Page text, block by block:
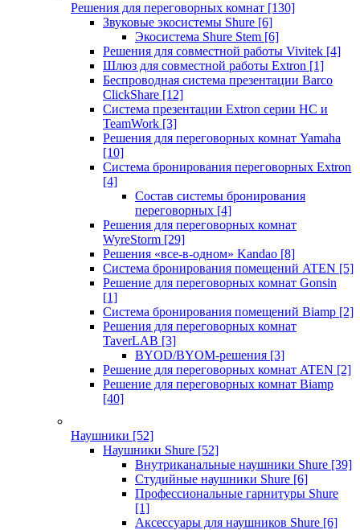
Решения для переговорных комнат [130]
Звуковые экосистемы Shure [6]
Экосистема Shure Stem [6]
Решения для совместной работы Vivitek [4]
Шлюз для совместной работы Extron [1]
Беспроводная система презентации Barco
ClickShare [12]
Система презентации Extron серии HC и
TeamWork [3]
Решения для переговорных комнат Yamaha
[10]
Система бронирования переговорных Extron
[4]
Состав системы бронирования
переговорных [4]
Решения для переговорных комнат
WyreStorm [29]
Решения «все-в-одном» Kandao [8]
Система бронирования помещений ATEN [5]
Решение для переговорных комнат Gonsin
[1]
Система бронирования помещений Biamp [2]
Решения для переговорных комнат
TaverLAB [3]
BYOD/BYOM-решения [3]
Решение для переговорных комнат ATEN [2]
Решение для переговорных комнат Biamp
[40]
Наушники [52]
Наушники Shure [52]
Внутриканальные наушники Shure [39]
Студийные наушники Shure [6]
Профессиональные гарнитуры Shure
[1]
Аксессуары для наушников Shure [6]